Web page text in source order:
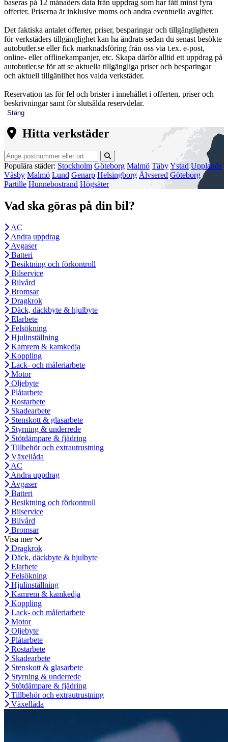
baseras på 12 månaders data från uppdrag som har fått minst fyra
offerter. Priserna är inklusive moms och andra eventuella avgifter.
Det faktiska antalet offerter, priser, besparingar och tillgängligheten
för verkstäders tillgänglighet kan ha ändrats sedan du senast besökte
autobutler.se eller fick marknadsföring från oss via t.ex. e-post,
online- eller offlinekampanjer, etc. Skapa därför alltid ett uppdrag på
autobutler.se för att se aktuella tillgängliga priser och besparingar
och aktuell tillgänlihet hos valda verkstäder.
Reservation tas för fel och brister i innehållet i offerten, priser och
beskrivningar samt för slutsålda reservdelar.
Stäng
Hitta verkstäder
Populära städer: Stockholm Göteborg Malmö TäbyYstad Upplands
Väsby Malmö Lund Genarp Helsingborg Älvsered Göteborg
Partille Hunnebostrand Högsäter
Vad ska göras på din bil?
AC
Andra uppdrag
Avgaser
Batteri
Besiktning och förkontroll
Bilservice
Bilvård
Bromsar
Dragkrok
Däck, däckbyte & hjulbyte
Elarbete
Felsökning
Hjulinställning
Kamrem & kamkedja
Koppling
Lack- och måleriarbete
Motor
Oljebyte
Plåtarbete
Rostarbete
Skadearbete
Stenskott & glasarbete
Styrning & underrede
Stötdämpare & fjädring
Tillbehör och extrautrustning
Växellåda
AC
Andra uppdrag
Avgaser
Batteri
Besiktning och förkontroll
Bilservice
Bilvård
Bromsar
Visa mer
Dragkrok
Däck, däckbyte & hjulbyte
Elarbete
Felsökning
Hjulinställning
Kamrem & kamkedja
Koppling
Lack- och måleriarbete
Motor
Oljebyte
Plåtarbete
Rostarbete
Skadearbete
Stenskott & glasarbete
Styrning & underrede
Stötdämpare & fjädring
Tillbehör och extrautrustning
Växellåda